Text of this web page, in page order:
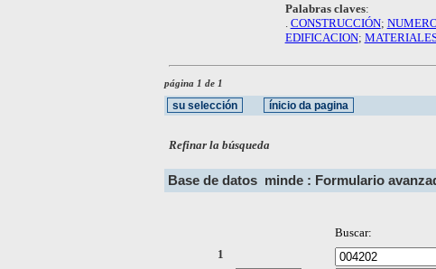
Palabras claves:
CONSTRUCCIÓN;
EDIFICACION;
página 1 de 1
Refinar la búsqueda
Base de datos minde : Formulario
Buscar:
1